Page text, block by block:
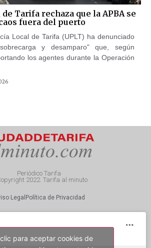
Tarifa rechaza que la APBA se
fuera del puerto
Local de Tarifa (UPLT) ha denunciado
y desamparo" que, según
los agentes durante la Operación
Periódico Tarifa
2022. Tarifa al minuto
Legal Política de Privacidad
para aceptar cookies de